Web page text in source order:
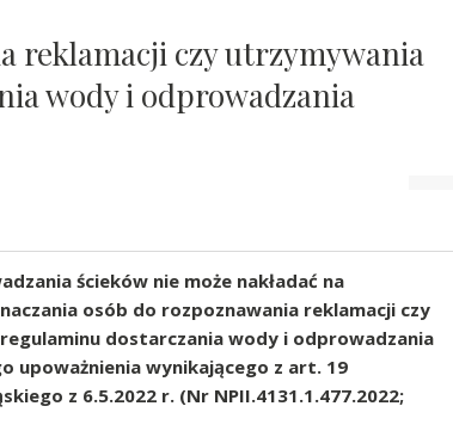
reklamacji czy utrzymywania
wody i odprowadzania
ścieków nie może nakładać na
osób do rozpoznawania reklamacji czy
dostarczania wody i odprowadzania
upoważnienia wynikającego z art. 19
z 6.5.2022 r. (Nr NPII.4131.1.477.2022;